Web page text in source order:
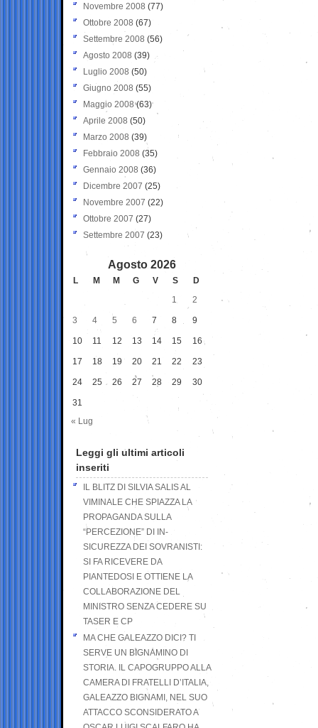
Novembre 2008 (77)
Ottobre 2008 (67)
Settembre 2008 (56)
Agosto 2008 (39)
Luglio 2008 (50)
Giugno 2008 (55)
Maggio 2008(63)
Aprile 2008 (50)
Marzo 2008 (39)
Febbraio 2008 (35)
Gennaio 2008 (36)
Dicembre 2007 (25)
Novembre 2007 (22)
Ottobre 2007 (27)
Settembre 2007 (23)
Agosto 2026
L M M G V S
D
1
2
3 4 5 6 7 8 9
10 11 12 13 14 15 16
17 18 19 20 21 22 23
24 25 26 27 28 29 30
31
« Lug
Leggi gli ultimi articoli
inseriti
IL BLITZ DI SILVIA SALIS AL
VIMINALE CHE SPIAZZA LA
PROPAGANDA SULLA
“PERCEZIONE” DI IN-
SICUREZZA DEI SOVRANISTI:
SI FA RICEVERE DA
PIANTEDOSI E OTTIENE LA
COLLABORAZIONE DEL
MINISTRO SENZA CEDERE SU
TASER E CP
MA CHE GALEAZZO DICI? TI
SERVE UN BIGNAMINO DI
STORIA. IL CAPOGRUPPO ALLA
CAMERA DI FRATELLI D’ITALIA,
GALEAZZO BIGNAMI, NEL SUO
ATTACCO SCONSIDERATO A